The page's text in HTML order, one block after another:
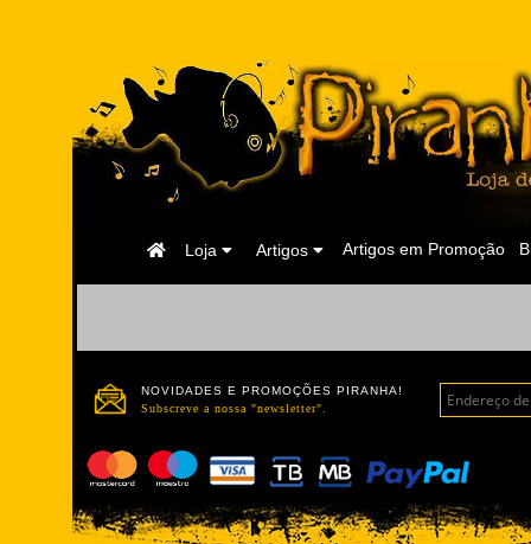
Artigos em Promoção
Artigos
Loja
Página
NOVIDADES E PROMOÇÕES PIRANHA!
Subscreve a nossa "newsletter".